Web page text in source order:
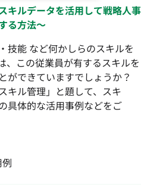
キルデータを活用して戦略人事
る方法〜
技能 など何かしらのスキルを
、この従業員が有するスキルを
ができていますでしょうか？
キル管理」と題して、スキ
具体的な活用事例などをご